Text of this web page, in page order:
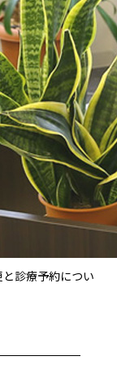
診療予約につい